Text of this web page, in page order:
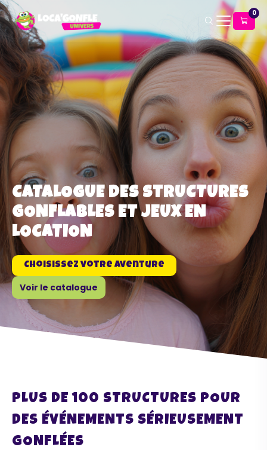
0
CATALOGUE DES STRUCTURES
GONFLABLES ET JEUX EN
LOCATION
Choisissez votre aventure
Voir le catalogue
PLUS DE 100 STRUCTURES POUR
DES ÉVÉNEMENTS SÉRIEUSEMENT
GONFLÉES